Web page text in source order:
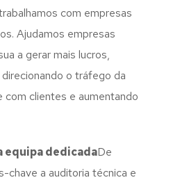
com empresas
Ajudamos empresas
a gerar mais lucros,
o tráfego da
clientes e aumentando
equipa dedicadaDe
chave a auditoria técnica e